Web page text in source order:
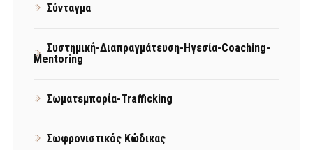
Σύνταγμα
Συστημική-Διαπραγμάτευση-Ηγεσία-Coaching-
Mentoring
Σωματεμπορία-Trafficking
Σωφρονιστικός Κώδικας